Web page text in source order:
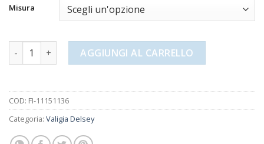
Misura
valigia delsey quantitàAGGIUNGI AL CARRELLO
COD: FI-11151136
Categoria: Valigia Delsey